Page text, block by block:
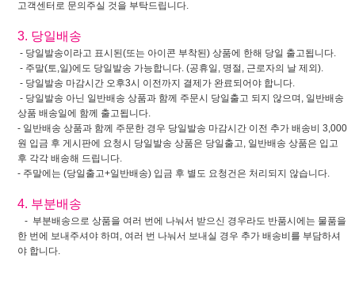
고객센터로 문의주실 것을 부탁드립니다.
3. 당일배송
- 당일발송이라고 표시된(또는 아이콘 부착된) 상품에 한해 당일 출고됩니다.
- 주말(토,일)에도 당일발송 가능합니다. (공휴일, 명절, 근로자의 날 제외).
- 당일발송 마감시간 오후3시 이전까지 결제가 완료되어야 합니다.
- 당일발송 아닌 일반배송 상품과 함께 주문시 당일출고 되지 않으며, 일반배송
상품 배송일에 함께 출고됩니다.
- 일반배송 상품과 함께 주문한 경우 당일발송 마감시간 이전 추가 배송비 3,000
원 입금 후 게시판에 요청시 당일발송 상품은 당일출고, 일반배송 상품은 입고
후 각각 배송해 드립니다.
- 주말에는 (당일출고+일반배송) 입금 후 별도 요청건은 처리되지 않습니다.
4. 부분배송
- 부분배송으로 상품을 여러 번에 나눠서 받으신 경우라도 반품시에는 물품을
한 번에 보내주셔야 하며, 여러 번 나눠서 보내실 경우 추가 배송비를 부담하셔
야 합니다.